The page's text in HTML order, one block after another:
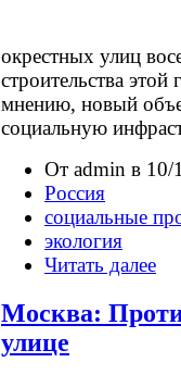
окрестных улиц
строительства
мнению, новый
социальную
От admin в 10/
Россия
социальные
экология
Читать далее
Москва:
улице